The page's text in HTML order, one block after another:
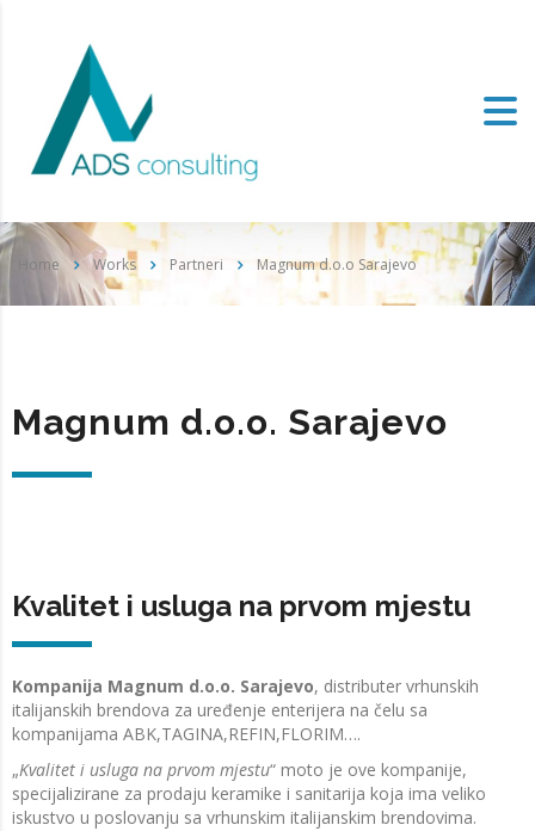
Home Works Partneri Magnum d.o.o Sarajevo
Magnum d.o.o. Sarajevo
Kvalitet i usluga na prvom mjestu
Kompanija Magnum d.o.o. Sarajevo, distributer vrhunskih
italijanskih brendova za uređenje enterijera na čelu sa
kompanijama ABK,TAGINA,REFIN,FLORIM….
„Kvalitet i usluga na prvom mjestu“ moto je ove kompanije,
specijalizirane za prodaju keramike i sanitarija koja ima veliko
iskustvo u poslovanju sa vrhunskim italijanskim brendovima.